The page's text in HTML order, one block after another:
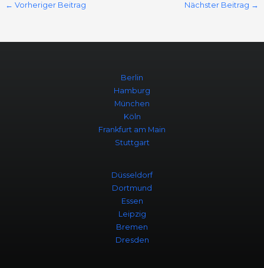
← Vorheriger Beitrag Nächster Beitrag →
Berlin
Hamburg
München
Köln
Frankfurt am Main
Stuttgart
Düsseldorf
Dortmund
Essen
Leipzig
Bremen
Dresden